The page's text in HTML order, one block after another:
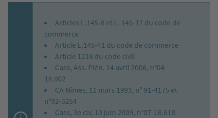
Articles L.145-8 et L. 145-17 du code de
commerce
Article L.145-41 du code de commerce
Article 1218 du code civil
Cass, Ass. Plén. 14 avril 2006, n°04-
18.902
CA Nîmes, 11 mars 1993, n° 91-4175 et
n°92-3254
Cass, 3e civ, 10 juin 2009, n°07-18.618